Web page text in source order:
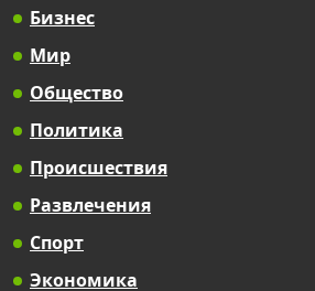
Бизнес
Мир
Общество
Политика
Происшествия
Развлечения
Спорт
Экономика